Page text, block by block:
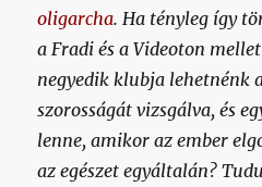
oligarcha. Ha tényleg így
a Fradi és a Videoton
negyedik klubja lehetnénk
szorosságát vizsgálva, és
lenne, amikor az ember
az egészet egyáltalán?